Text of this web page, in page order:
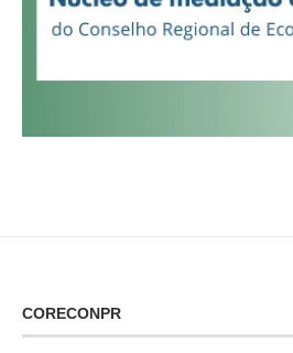
CORECONPR